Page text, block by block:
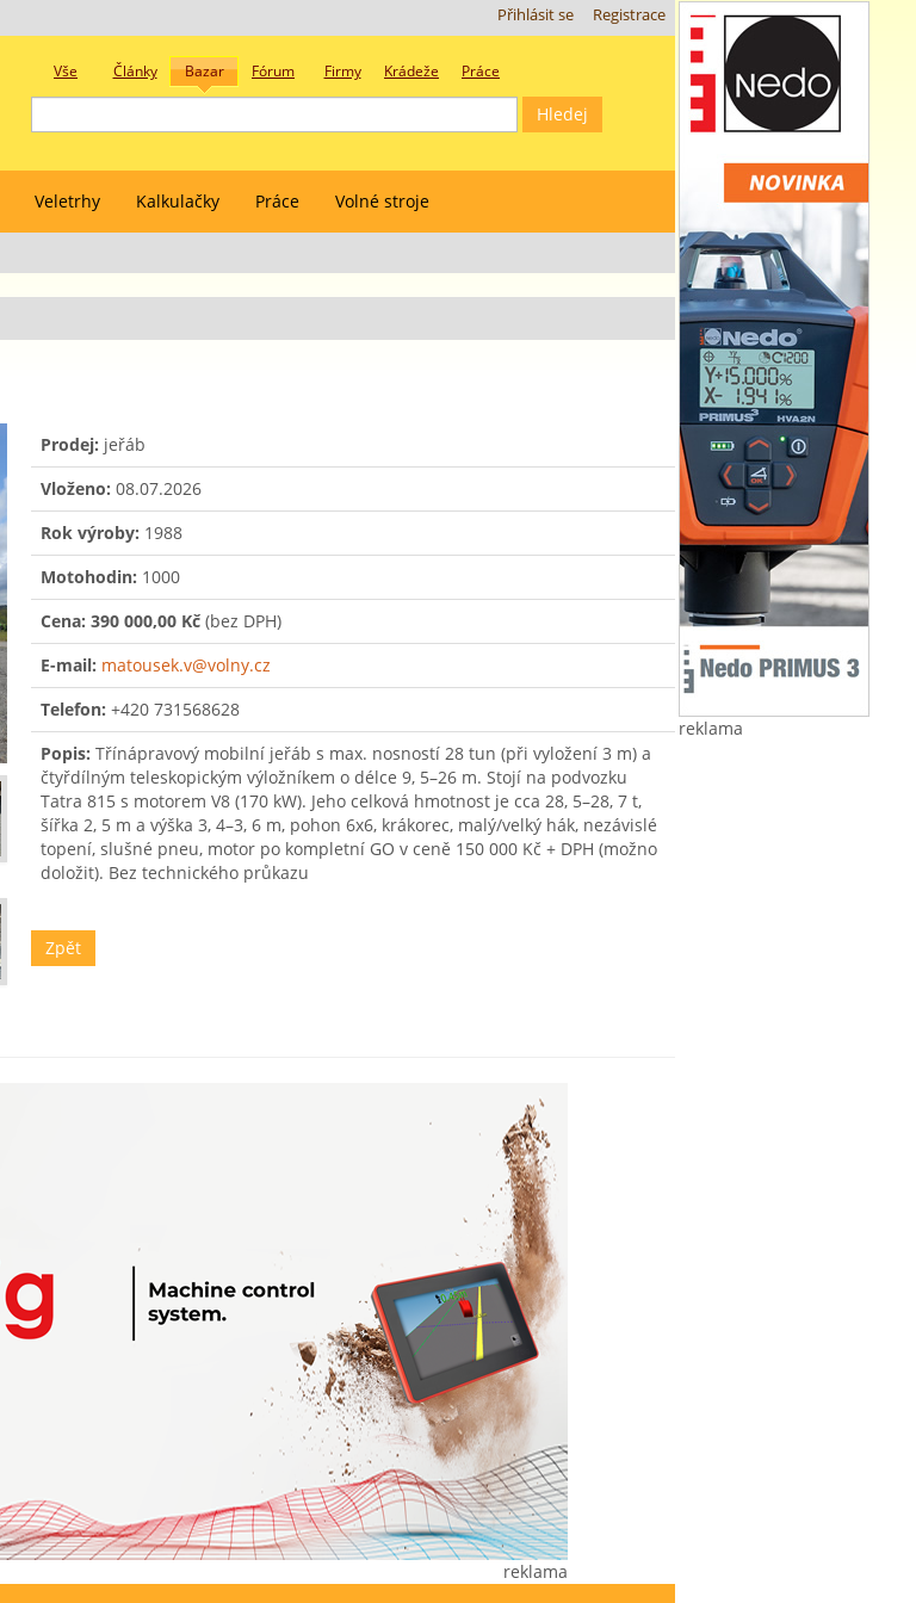
reklama
Registrace
Přihlásit se
Vše Články Bazar Fórum Firmy Krádeže Práce
Veletrhy Kalkulačky Práce Volné stroje
Prodej: jeřáb
Vloženo: 08.07.2026
Rok výroby: 1988
Motohodin: 1000
Cena: 390 000,00 Kč (bez DPH)
E-mail: matousek.v@volny.cz
Telefon: +420 731568628
Popis: Třínápravový mobilní jeřáb s max. nosností 28 tun (při vyložení 3 m) a
čtyřdílným teleskopickým výložníkem o délce 9, 5–26 m. Stojí na podvozku
Tatra 815 s motorem V8 (170 kW). Jeho celková hmotnost je cca 28, 5–28, 7 t,
šířka 2, 5 m a výška 3, 4–3, 6 m, pohon 6x6, krákorec, malý/velký hák, nezávislé
topení, slušné pneu, motor po kompletní GO v ceně 150 000 Kč + DPH (možno
doložit). Bez technického průkazu
Zpět
reklama